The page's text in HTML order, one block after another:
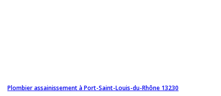
Plombier assainissement à Port-Saint-Louis-du-Rhône 13230